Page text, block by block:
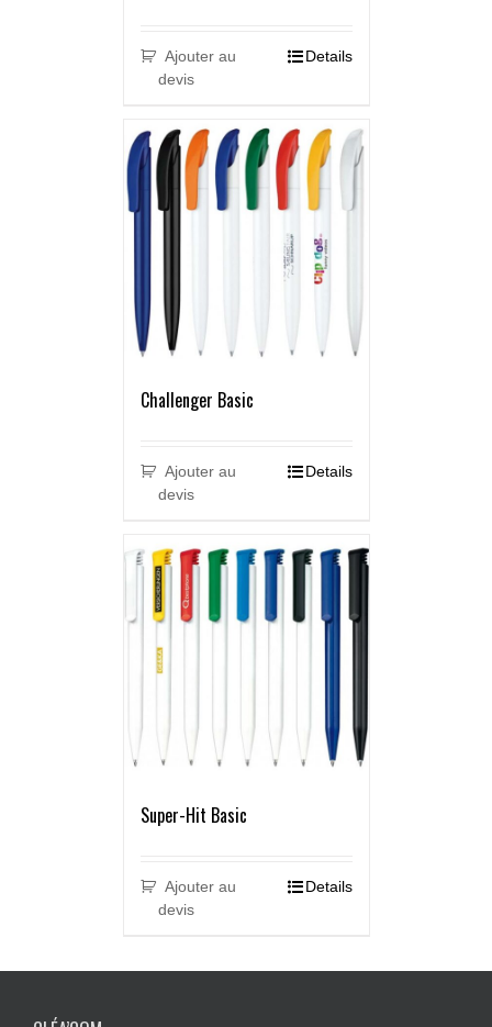
Ajouter au
devis
Details
Challenger Basic
Ajouter au
devis
Details
Super-Hit Basic
Ajouter au
devis
Details